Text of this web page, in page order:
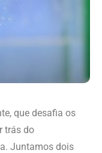
que desafia os
trás do
Juntamos dois